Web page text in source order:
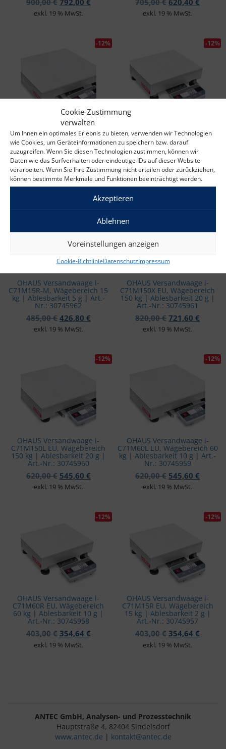
Cookie-Zustimmung
verwalten
Um Ihnen ein optimales Erlebnis zu bieten, verwenden wir Technologien
wie Cookies, um Geräteinformationen zu speichern bzw. darauf
zuzugreifen. Wenn Sie diesen Technologien zustimmen, können wir
Daten wie das Surfverhalten oder eindeutige IDs auf dieser Website
verarbeiten. Wenn Sie Ihre Zustimmung nicht erteilen oder zurückziehen,
können bestimmte Merkmale und Funktionen beeinträchtigt werden.
Akzeptieren
Ablehnen
Voreinstellungen anzeigen
Cookie-RichtlinieDatenschutzImpressum
exkl. 19 % MwSt. exkl. 19 % MwSt.
-12%
OHAUS Versandwaage i-
C71M60L-M, Wägebereich 60
kg | Ablesbarkeit 20 g | Art.-
Nr.: 30745964
705,00€Ursprünglicher Preis war: 705,00 €
620,40€Aktueller Preis ist: 620,40 €.
exkl. 19 % MwSt.
-12%
C71M60R-M, Wägebereich 60
kg | Ablesbarkeit 20 g | Art.-
Nr.: 30745963
485,00€Ursprünglicher
426,80€
exkl. 19 % MwSt.
-12%
OHAUS Versandwaage i-
C71M15R-M, Wägebereich 15
kg | Ablesbarkeit 5 g | Art.-
Nr.: 30745962
485,00€ Ursprünglicher Preis war: 485,00 €
426,80 €Aktueller Preis ist: 426,80 €.
exkl. 19 % MwSt.
OHAUS Versandwaage i-
C71M150X EU, Wägebereich
150 kg | Ablesbarkeit 20 g |
Art.-Nr.: 30745961
820,00€ 721,60€
exkl. 19 % MwSt.
-12%
OHAUS Versandwaage i-
C71M150L EU, Wägebereich
150 kg | Ablesbarkeit 20 g |
Art.-Nr.: 30745960
620,00€ Ursprünglicher Preis war: 620,00 €
545,60 €Aktueller Preis ist: 545,60 €.
exkl. 19 % MwSt.
-12%
OHAUS Versandwaage i-
C71M60L EU, Wägebereich 60
kg | Ablesbarkeit 10 g | Art.-
Nr.: 30745959
620,00€ 545,60€
exkl. 19 % MwSt.
-12%
OHAUS Versandwaage i-
C71M60R EU, Wägebereich
60 kg | Ablesbarkeit 10 g |
Art.-Nr.: 30745958
403,00€ Ursprünglicher Preis war: 403,00 €
354,64 €Aktueller Preis ist: 354,64 €.
exkl. 19 % MwSt.
-12%
OHAUS Versandwaage i-
C71M15R EU, Wägebereich
15 kg | Ablesbarkeit 2 g |
Art.-Nr.: 30745957
403,00€ 354,64€
exkl. 19 % MwSt.
ANTEC GmbH, Analysen- und Prozesstechnik
Hauptstraße 4, 82404 Sindelsdorf
www.antec.de | kontakt@antec.de